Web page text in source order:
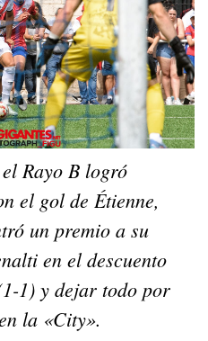
Rayo B logró
el gol de Étienne,
un premio a su
en el descuento
1) y dejar todo por
la «City».